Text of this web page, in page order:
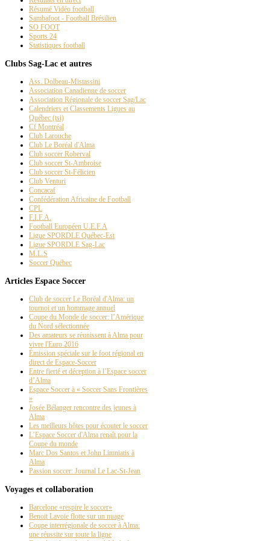
Résumé Vidéo football
Sambafoot - Football Brésilien
SO FOOT
Sports 24
Statistiques football
Clubs Sag-Lac et autres
Ass. Dolbeau-Mistassini
Association Canadienne de soccer
Association Régionale de soccer Sag/Lac
Calendriers et Classements Ligues au
Québec (tsi)
Cf Montréal
Club Larouche
Club Le Boréal d'Alma
Club soccer Roberval
Club soccer St-Ambroise
Club soccer St-Félicien
Club Venturi
Concacaf
Confédération Africaine de Football
CPL
F.I.F.A.
Football Européen U.E.F.A
Ligue SPORDLE Québec-Est
Ligue SPORDLE Sag-Lac
M.L.S
Soccer Québec
Articles Espace Soccer
Club de soccer Le Boréal d'Alma: un
tournoi et un hommage annuel
Coupe du Monde de soccer: l’Amérique
du Nord sélectionnée
Des amateurs se réunissent à Alma pour
vivre l'Euro 2016
Émission spéciale sur le foot régional en
direct de Espace-Soccer
Entre fierté et déception à l’Espace soccer
d’Alma
Espace Soccer à « Soccer Sans Frontières
»
Josée Bélanger rencontre des jeunes à
Alma
Les meilleurs hôtes pour écouter le soccer
L’Espace Soccer d'Alma renaît pour la
Coupe du monde
Marc Dos Santos et John Limniatis à
Alma
Passion soccer: Journal Le Lac-St-Jean
Voyages et collaboration
Barcelone «respire le soccer»
Benoit Lavoie flotte sur un nuage
Coupe interrégionale de soccer à Alma:
une réussite sur toute la ligne